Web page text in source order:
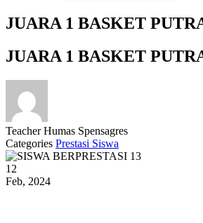
JUARA 1 BASKET
JUARA 1 BASKET
Teacher Humas Spensagres
Categories Prestasi Siswa
12
Feb, 2024